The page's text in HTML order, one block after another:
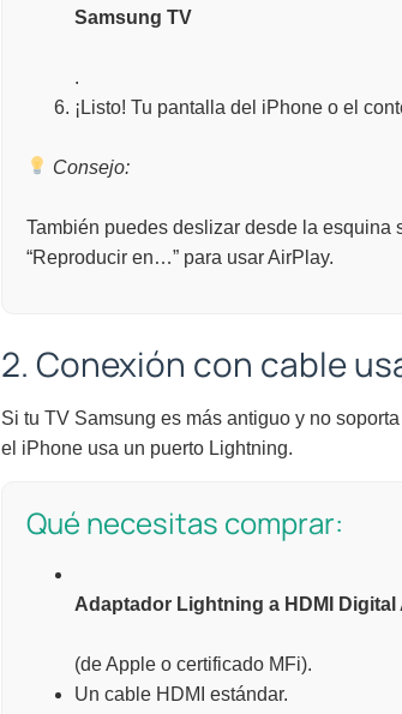
Samsung TV
.
¡Listo! Tu pantalla del iPhone o el
Consejo:
También puedes deslizar desde la esquina
“Reproducir en…” para usar AirPlay.
2. Conexión con cable
Si tu TV Samsung es más antiguo y no
el iPhone usa un puerto Lightning.
Qué necesitas comprar:
Adaptador Lightning a HDMI Digital
(de Apple o certificado MFi).
Un cable HDMI estándar.